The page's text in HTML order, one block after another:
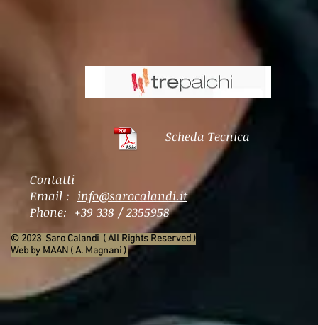
Scheda Tecnica
Contatti
​Email : info@sarocalandi.it
Phone: +39 338 / 2355958
© 2023 Saro Calandi ( All Rights Reserved )
Web by MAAN ( A. Magnani ) ​